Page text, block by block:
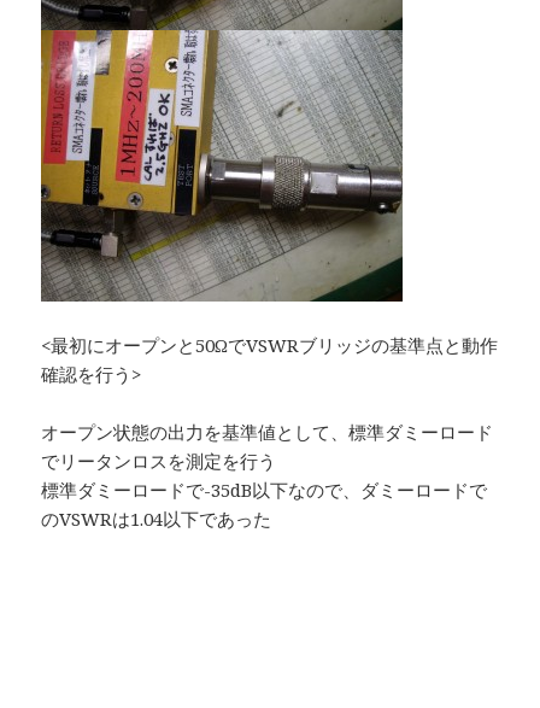
<最初にオープンと50ΩでVSWRブリッジの基準点と動作
確認を行う>
オープン状態の出力を基準値として、標準ダミーロード
でリータンロスを測定を行う
標準ダミーロードで-35dB以下なので、ダミーロードで
のVSWRは1.04以下であった